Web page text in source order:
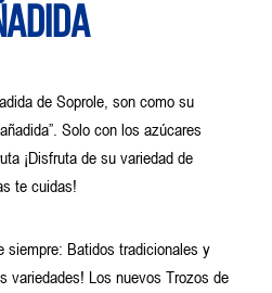
de Soprole, son como su
Solo con los azúcares
¡Disfruta de su variedad de
te cuidas!
siempre: Batidos tradicionales y
variedades! Los nuevos Trozos de